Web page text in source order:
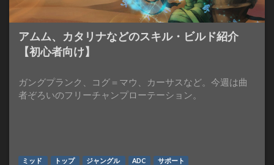
アムム、カタリナなどのスキル・ビルド紹介
【初心者向け】
ガングプランク、コグ＝マウ、カーサスなど。今週は曲
者ぞろいのフリーチャンプローテーション。
ミッド トップ ジャングル ADC
サポート